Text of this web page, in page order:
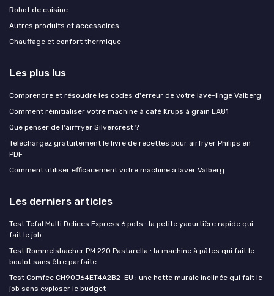
Robot de cuisine
Autres produits et accessoires
Chauffage et confort thermique
Les plus lus
Comprendre et résoudre les codes d'erreur de votre lave-linge Valberg
Comment réinitialiser votre machine à café Krups à grain EA81
Que penser de l'airfryer Silvercrest ?
Téléchargez gratuitement le livre de recettes pour airfryer Philips en
PDF
Comment utiliser efficacement votre machine à laver Valberg
Les derniers articles
Test Tefal Multi Delices Express 6 pots : la petite yaourtière rapide qui
fait le job
Test Rommelsbacher PM 220 Pastarella : la machine à pâtes qui fait le
boulot sans être parfaite
Test Comfee CH90J64ET4A2B2-EU : une hotte murale inclinée qui fait le
job sans exploser le budget